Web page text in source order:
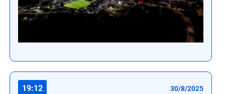
19:12 30/8/2025